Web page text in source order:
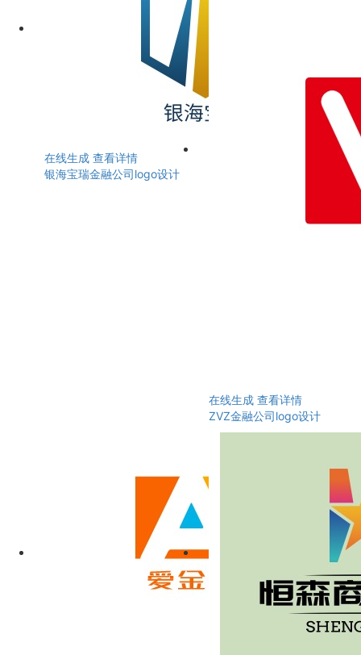
在线生成 查看详情
银海宝瑞金融公司logo设计
在线生成 查看详情
ZVZ金融公司logo设计